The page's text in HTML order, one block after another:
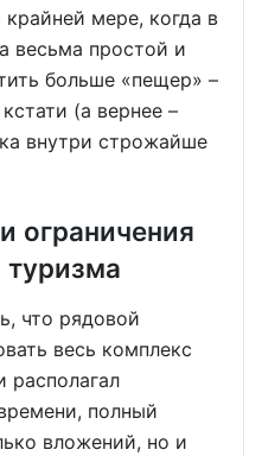
мере, когда в
весьма простой и
больше «пещер» –
(а вернее –
внутри строжайше
ограничения
туризма
что рядовой
весь комплекс
располагал
полный
вложений, но и